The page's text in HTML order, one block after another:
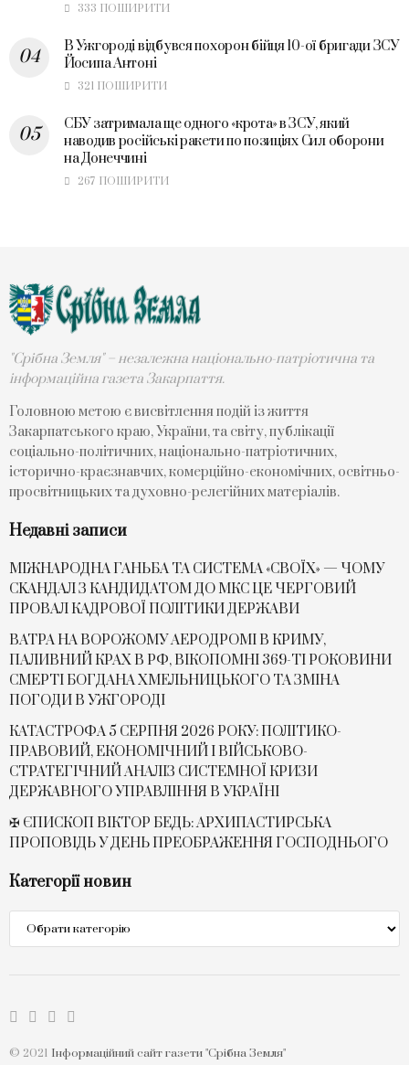
333 ПОШИРИТИ
В Ужгороді відбувся похорон бійця 10-ої бригади ЗСУ
Йосипа Антоні
321 ПОШИРИТИ
СБУ затримала ще одного «крота» в ЗСУ, який
наводив російські ракети по позиціях Сил оборони
на Донеччині
267 ПОШИРИТИ
"Срібна Земля" – незалежна національно-патріотична та
інформаційна газета Закарпаття.
Головною метою є висвітлення подій із життя
Закарпатського краю, України, та світу, публікації
соціально-політичних, національно-патріотичних,
історично-краєзнавчих, комерційно-економічних, освітньо-
просвітницьких та духовно-релегійних матеріалів.
Недавні записи
МІЖНАРОДНА ГАНЬБА ТА СИСТЕМА «СВОЇХ» — ЧОМУ
СKАНДАЛ З КАНДИДАТОМ ДО МКС ЦЕ ЧЕРГОВИЙ
ПРОВАЛ КАДРОВОЇ ПОЛІТИКИ ДЕРЖАВИ
ВАТРА НА ВОРОЖОМУ АЕРОДРОМІ В КРИМУ,
ПАЛИВНИЙ КРАХ В РФ, ВІКОПОМНІ 369-ТІ РОКОВИНИ
СМЕРТІ БОГДАНА ХМЕЛЬНИЦЬКОГО ТА ЗМІНА
ПОГОДИ В УЖГОРОДІ
КАТАСТРОФА 5 СЕРПНЯ 2026 РОКУ: ПОЛІТИКО-
ПРАВОВИЙ, ЕКОНОМІЧНИЙ І ВІЙСЬКОВО-
СТРАТЕГІЧНИЙ АНАЛІЗ СИСТЕМНОЇ КРИЗИ
ДЕРЖАВНОГО УПРАВЛІННЯ В УКРАЇНІ
✠ ЄПИСКОП ВІКТОР БЕДЬ: АРХИПАСТИРСЬКА
ПРОПОВІДЬ У ДЕНЬ ПРЕОБРАЖЕННЯ ГОСПОДНЬОГО
Категорії новин
новин
© 2021 Інформаційний сайт газети "Срібна Земля"